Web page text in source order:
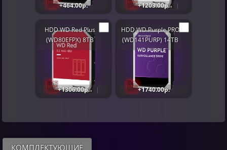
+464.00р. +1203.00р.
HDD WD Red Plus
(WD80EFPX) 8TB
+1306.00р.
HDD WD Purple PRO
(WD141PURP) 14TB
+1740.00р.
КОМПЛЕКТУЮЩИЕ